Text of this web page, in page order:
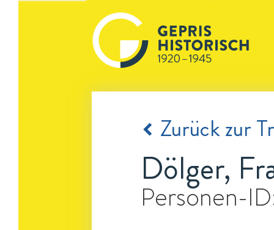
Zurück zur
Dölger,
Personen-